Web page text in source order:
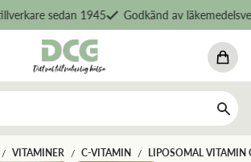
sedan 1945 Godkänd av
/ VITAMINER / C-VITAMIN / LIPOSOMAL VITAMIN